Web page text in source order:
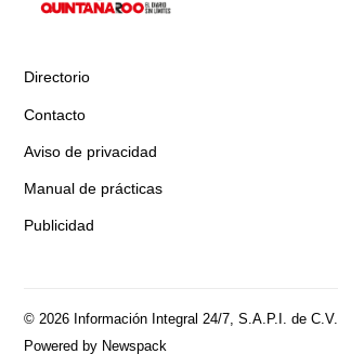
Directorio
Contacto
Aviso de privacidad
Manual de prácticas
Publicidad
© 2026 Información Integral 24/7, S.A.P.I. de C.V.
Powered by Newspack